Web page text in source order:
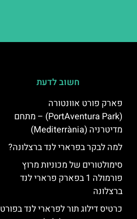
חשוב לדעת
פארק פורט אוונטורה
(PortAventura Park) – מתחם
מדיטרניה (Mediterrània)
למה לבקר בפרארי לנד ברצלונה?
סימולטורים של מכוניות מרוץ
פורמולה 1 בפארק פרארי לנד
ברצלונה
כרטיס דילוג תור לפרארי לנד בפורט